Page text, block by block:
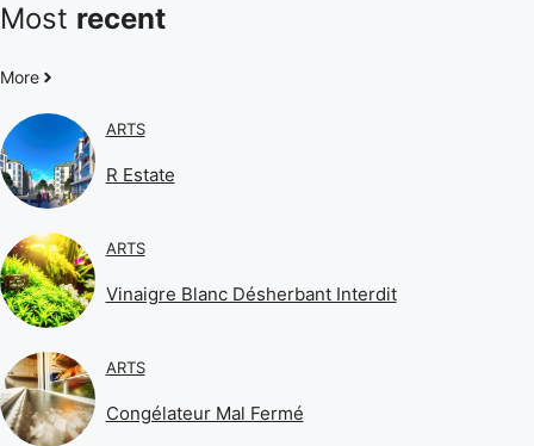
Most recent
More
ARTS
R Estate
ARTS
Vinaigre Blanc Désherbant Interdit
ARTS
Congélateur Mal Fermé